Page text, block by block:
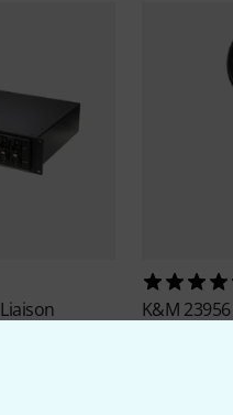
Liaison K&M